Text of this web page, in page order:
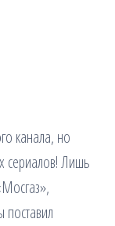
канала, но
сериалов! Лишь